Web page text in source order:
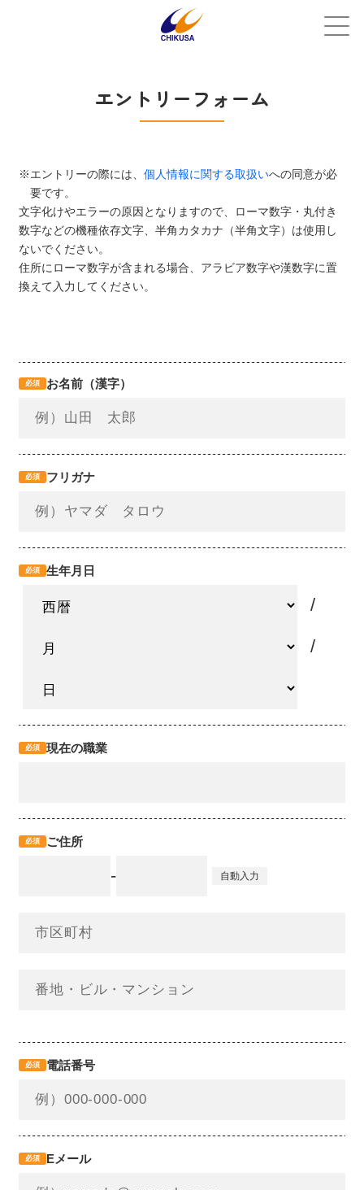
エントリーフォーム
※エントリーの際には、個人情報に関する取扱いへの同意が必
要です。
文字化けやエラーの原因となりますので、ローマ数字・丸付き
数字などの機種依存文字、半角カタカナ（半角文字）は使用し
ないでください。
住所にローマ数字が含まれる場合、アラビア数字や漢数字に置
換えて入力してください。
必須 お名前（漢字）
必須 フリガナ
必須 生年月日
/
/
必須 現在の職業
必須 ご住所
- 自動入力
必須 電話番号
必須 Eメール